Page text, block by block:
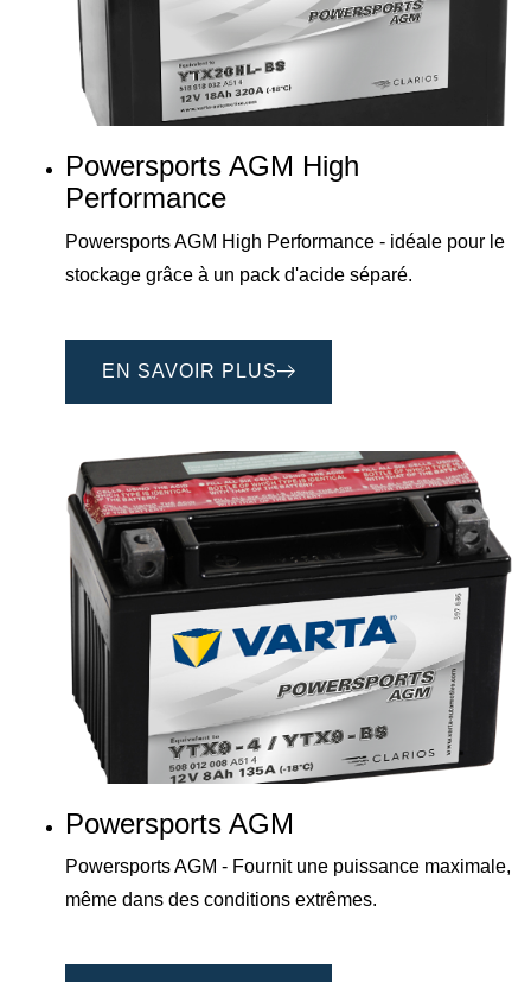
Powersports AGM High
Performance
Powersports AGM High Performance - idéale pour le
stockage grâce à un pack d'acide séparé.
EN SAVOIR PLUS
Powersports AGM
Powersports AGM - Fournit une puissance maximale,
même dans des conditions extrêmes.